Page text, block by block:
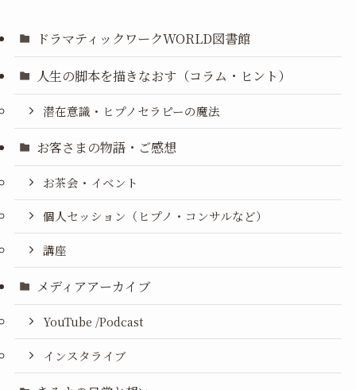
ドラマティックワークWORLD図書館
人生の脚本を描きなおす（コラム・ヒント）
潜在意識・ヒプノセラピーの魔法
お客さまの物語・ご感想
お茶会・イベント
個人セッション（ヒプノ・コンサルなど）
講座
メディアアーカイブ
YouTube /Podcast
インスタライブ